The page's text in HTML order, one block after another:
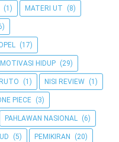
(1) MATERI UT (8)
(17)
MOTIVASI HIDUP (29)
(1) NISI REVIEW (1)
PIECE (3)
PAHLAWAN NASIONAL (6)
(5) PEMIKIRAN (20)